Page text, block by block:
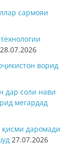
сармояи
28.07.2026
ворид
дар соли нави
мегардад
даромади
27.07.2026